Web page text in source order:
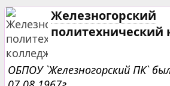
Железногорский
политехнический
ОБПОУ `Железногорский ПК`